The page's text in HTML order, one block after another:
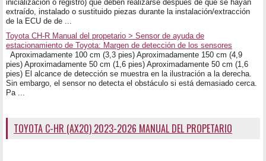
inicialización o registro) que deben realizarse después de que se hayan
extraído, instalado o sustituido piezas durante la instalación/extracción
de la ECU de de ...
Toyota CH-R Manual del propetario > Sensor de ayuda de
estacionamiento de Toyota: Margen de detección de los sensores
Aproximadamente 100 cm (3,3 pies) Aproximadamente 150 cm (4,9
pies) Aproximadamente 50 cm (1,6 pies) Aproximadamente 50 cm (1,6
pies) El alcance de detección se muestra en la ilustración a la derecha.
Sin embargo, el sensor no detecta el obstáculo si está demasiado cerca.
Pa ...
TOYOTA C-HR (AX20) 2023-2026 MANUAL DEL PROPETARIO